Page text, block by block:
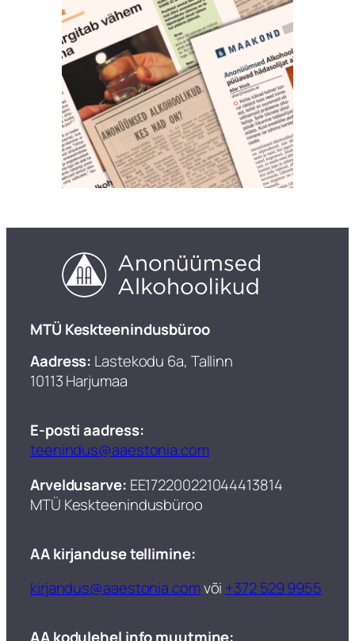
​MTÜ Keskteenindusbüroo
Aadress: Lastekodu 6a, Tallinn
10113 Harjumaa
E-posti aadress:
teenindus@aaestonia.com
Arveldusarve: EE172200221044413814
MTÜ Keskteenindusbüroo​
AA kirjanduse tellimine:
kirjandus@aaestonia.comvõi +372 529 9955